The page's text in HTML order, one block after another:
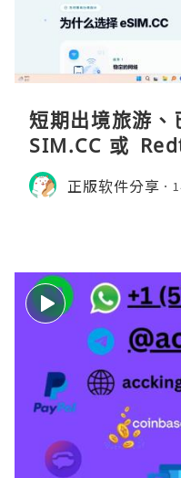
短期出境旅游
SIM.CC 或
货。需要“当地
打车、外卖、
正版软件分享